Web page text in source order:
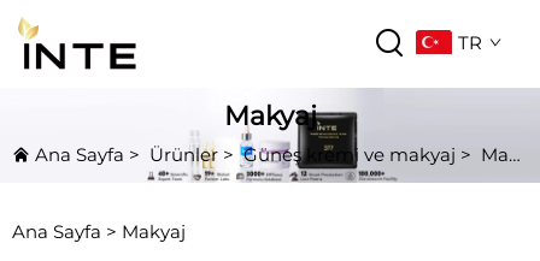
TR
Makyaj
Ana Sayfa > Ürünler >Güneş kremi ve makyaj > Makyaj
Ana Sayfa > Makyaj